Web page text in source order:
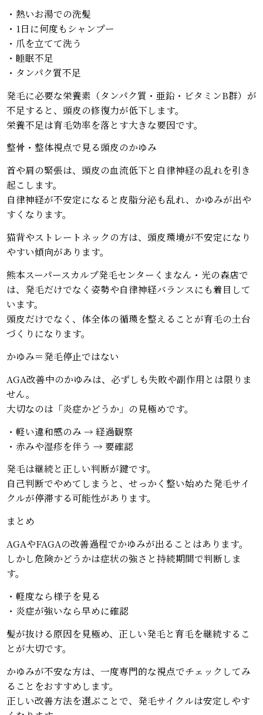
・熱いお湯での洗髪
・1日に何度もシャンプー
・爪を立てて洗う
・睡眠不足
・タンパク質不足
発毛に必要な栄養素（タンパク質・亜鉛・ビタミンB群）が
不足すると、頭皮の修復力が低下します。
栄養不足は育毛効率を落とす大きな要因です。
整骨・整体視点で見る頭皮のかゆみ
首や肩の緊張は、頭皮の血流低下と自律神経の乱れを引き
起こします。
自律神経が不安定になると皮脂分泌も乱れ、かゆみが出や
すくなります。
猫背やストレートネックの方は、頭皮環境が不安定になり
やすい傾向があります。
熊本スーパースカルプ発毛センターくまなん・光の森店で
は、発毛だけでなく姿勢や自律神経バランスにも着目して
います。
頭皮だけでなく、体全体の循環を整えることが育毛の土台
づくりになります。
かゆみ＝発毛停止ではない
AGA改善中のかゆみは、必ずしも失敗や副作用とは限りま
せん。
大切なのは「炎症かどうか」の見極めです。
・軽い違和感のみ → 経過観察
・赤みや湿疹を伴う → 要確認
発毛は継続と正しい判断が鍵です。
自己判断でやめてしまうと、せっかく整い始めた発毛サイ
クルが停滞する可能性があります。
まとめ
AGAやFAGAの改善過程でかゆみが出ることはあります。
しかし危険かどうかは症状の強さと持続期間で判断しま
す。
・軽度なら様子を見る
・炎症が強いなら早めに確認
髪が抜ける原因を見極め、正しい発毛と育毛を継続するこ
とが大切です。
かゆみが不安な方は、一度専門的な視点でチェックしてみ
ることをおすすめします。
正しい改善方法を選ぶことで、発毛サイクルは安定しやす